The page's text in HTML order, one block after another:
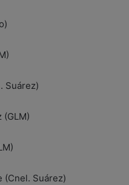
Suárez)
(GLM)
(Cnel. Suárez)